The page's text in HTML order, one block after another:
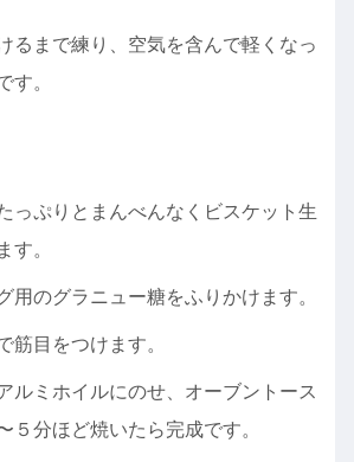
るまで練り、空気を含んで軽くなっ
す。
っぷりとまんべんなくビスケット生
す。
用のグラニュー糖をふりかけます。
筋目をつけます。
ルミホイルにのせ、オーブントース
５分ほど焼いたら完成です。